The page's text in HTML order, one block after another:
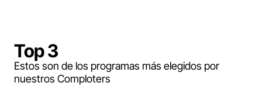
Top 3
Estos son de los programas más elegidos por
nuestros Comploters